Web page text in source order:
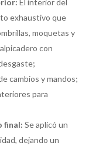
El interior del
exhaustivo que
moquetas y
con
cambios y mandos;
para
final: Se aplicó un
dejando un